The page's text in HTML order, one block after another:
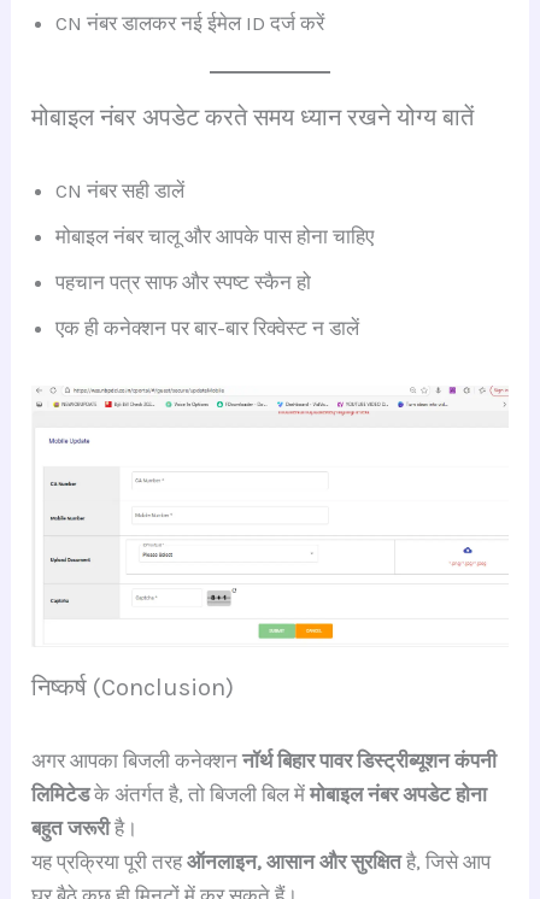
CN नंबर डालकर नई ईमेल ID दर्ज करें
मोबाइल नंबर अपडेट करते समय ध्यान रखने योग्य बातें
CN नंबर सही डालें
मोबाइल नंबर चालू और आपके पास होना चाहिए
पहचान पत्र साफ और स्पष्ट स्कैन हो
एक ही कनेक्शन पर बार-बार रिक्वेस्ट न डालें
निष्कर्ष (Conclusion)
अगर आपका बिजली कनेक्शननॉर्थ बिहार पावर डिस्ट्रीब्यूशन कंपनी
लिमिटेडके अंतर्गत है, तो बिजली बिल मेंमोबाइल नंबर अपडेट होना
बहुत जरूरीहै।
यह प्रक्रिया पूरी तरहऑनलाइन, आसान और सुरक्षितहै, जिसे आप